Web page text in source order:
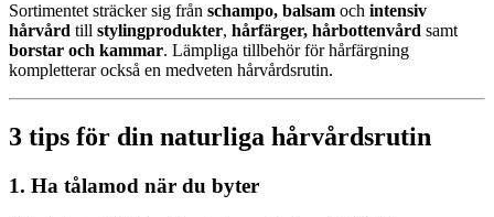
Sortimentet sträcker sig från schampo, balsam och intensiv
hårvård till stylingprodukter, hårfärger, hårbottenvård samt
borstar och kammar. Lämpliga tillbehör för hårfärgning
kompletterar också en medveten hårvårdsrutin.
3 tips för din naturliga hårvårdsrutin
1. Ha tålamod när du byter